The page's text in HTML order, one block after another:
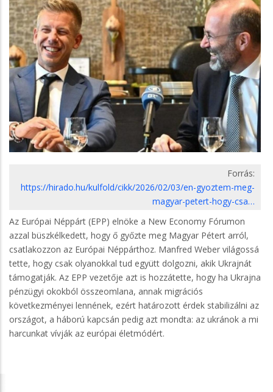
Forrás:
https://hirado.hu/kulfold/cikk/2026/02/03/en-gyoztem-meg-
magyar-petert-hogy-csa…
Az Európai Néppárt (EPP) elnöke a New Economy Fórumon
azzal büszkélkedett, hogy ő győzte meg Magyar Pétert arról,
csatlakozzon az Európai Néppárthoz. Manfred Weber világossá
tette, hogy csak olyanokkal tud együtt dolgozni, akik Ukrajnát
támogatják. Az EPP vezetője azt is hozzátette, hogy ha Ukrajna
pénzügyi okokból összeomlana, annak migrációs
következményei lennének, ezért határozott érdek stabilizálni az
országot, a háború kapcsán pedig azt mondta: az ukránok a mi
harcunkat vívják az európai életmódért.